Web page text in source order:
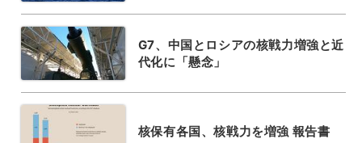
G7、中国とロシアの核戦力増強と近
代化に「懸念」
核保有各国、核戦力を増強 報告書